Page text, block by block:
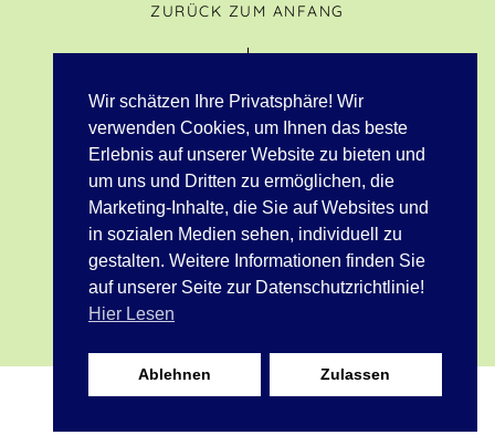
ZURÜCK ZUM ANFANG
© 2023 Tenuta Casa Cima |Fondazione Kaspar e Sophie Spörri
All rights Reserved Privacy Policy Impressum
Website Design byGoldbridge Entertainment
Wir schätzen Ihre Privatsphäre! Wir
verwenden Cookies, um Ihnen das beste
Erlebnis auf unserer Website zu bieten und
um uns und Dritten zu ermöglichen, die
Marketing-Inhalte, die Sie auf Websites und
in sozialen Medien sehen, individuell zu
gestalten. Weitere Informationen finden Sie
auf unserer Seite zur Datenschutzrichtlinie!
Hier Lesen
Ablehnen Zulassen